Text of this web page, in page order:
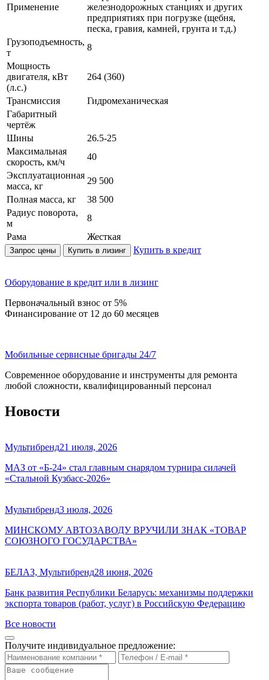
Применение
железнодорожных станциях и других
предприятиях при погрузке (щебня,
песка, гравия, камней, грунта и т.д.)
Грузоподъемность,
т
8
Мощность
двигателя, кВт
(л.с.)
264 (360)
Трансмиссия
Гидромеханическая
Габаритный
чертёж
Шины
26.5-25
Максимальная
скорость, км/ч
40
Эксплуатационная
масса, кг
29 500
Полная масса, кг
38 500
Радиус поворота,
м
8
Рама
Жесткая
Запрос цены Купить в лизинг Купить в кредит
Оборудование в кредит или в лизинг
Первоначальный взнос от 5%
Финансирование от 12 до 60 месяцев
Мобильные сервисные бригады 24/7
Современное оборудование и инструменты для ремонта
любой сложности, квалифицированный персонал
Новости
Мультибренд21 июля, 2026
МАЗ от «Б-24» стал главным снарядом турнира силачей
«Стальной Кузбасс-2026»
Мультибренд3 июля, 2026
МИНСКОМУ АВТОЗАВОДУ ВРУЧИЛИ ЗНАК «ТОВАР
СОЮЗНОГО ГОСУДАРСТВА»
БЕЛАЗ, Мультибренд28 июня, 2026
Банк развития Республики Беларусь: механизмы поддержки
экспорта товаров (работ, услуг) в Российскую Федерацию
Все новости
Получите индивидуальное предложение: